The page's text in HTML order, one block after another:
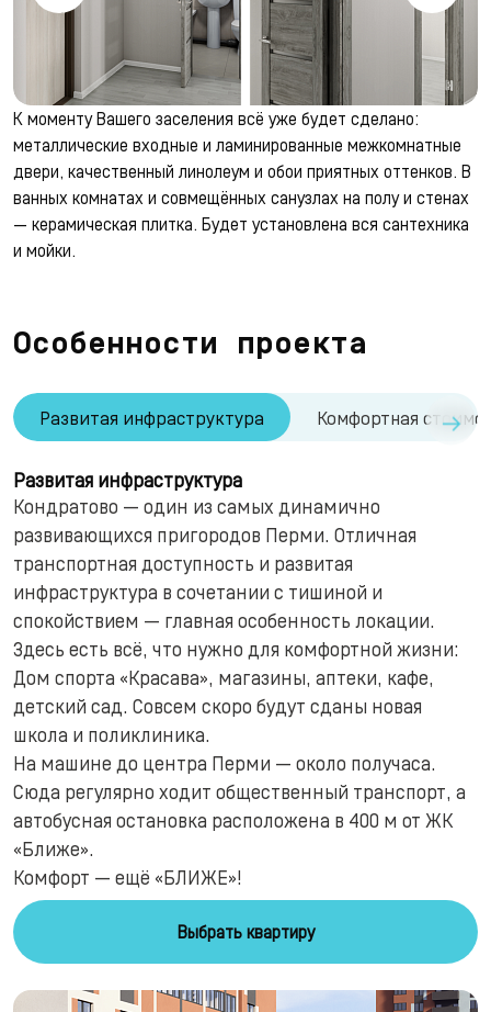
К моменту Вашего заселения всё уже будет сделано:
металлические входные и ламинированные межкомнатные
двери, качественный линолеум и обои приятных оттенков. В
ванных комнатах и совмещённых санузлах на полу и стенах
— керамическая плитка. Будет установлена вся сантехника
и мойки.
Особенности проекта
Развитая инфраструктура Комфортная →
Развитая инфраструктура
Кондратово — один из самых динамично
развивающихся пригородов Перми. Отличная
транспортная доступность и развитая
инфраструктура в сочетании с тишиной и
спокойствием — главная особенность локации.
Здесь есть всё, что нужно для комфортной жизни:
Дом спорта «Красава», магазины, аптеки, кафе,
детский сад. Совсем скоро будут сданы новая
школа и поликлиника.
На машине до центра Перми — около получаса.
Сюда регулярно ходит общественный транспорт, а
автобусная остановка расположена в 400 м от ЖК
«Ближе».
Комфорт — ещё «БЛИЖЕ»!
Выбрать квартиру